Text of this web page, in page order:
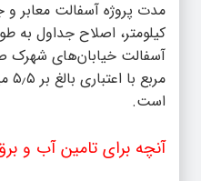
است.
آنچه برای تامین آب و